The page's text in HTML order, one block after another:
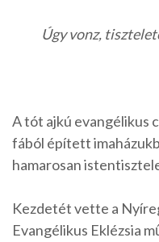
Úgy vonz,
A tót ajkú evangélikus
fából épített
hamarosan
Kezdetét vette a
Evangélikus Eklézsia